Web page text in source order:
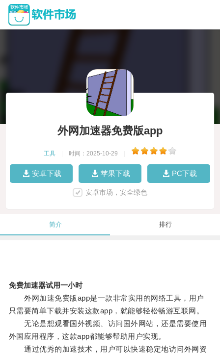
外网加速器免费版app
工具 时间：2025-10-29
安卓下载 苹果下载 PC下载
安卓市场，安全绿色
简介 排行
免费加速器试用一小时
外网加速免费版app是一款非常实用的网络工具，用户
只需要简单下载并安装这款app，就能够轻松畅游互联网。
无论是想观看国外视频、访问国外网站，还是需要使用
外国应用程序，这款app都能够帮助用户实现。
通过优秀的加速技术，用户可以快速稳定地访问外网资